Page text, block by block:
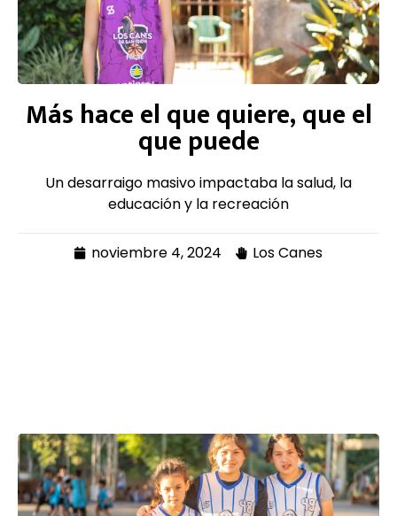
Más hace el que quiere, que el
que puede
Un desarraigo masivo impactaba la salud, la
educación y la recreación
noviembre 4, 2024 Los Canes